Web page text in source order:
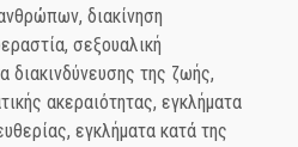
διακίνηση
σεξουαλική
διακινδύνευσης της ζωής,
ακεραιότητας, εγκλήματα
εγκλήματα κατά της